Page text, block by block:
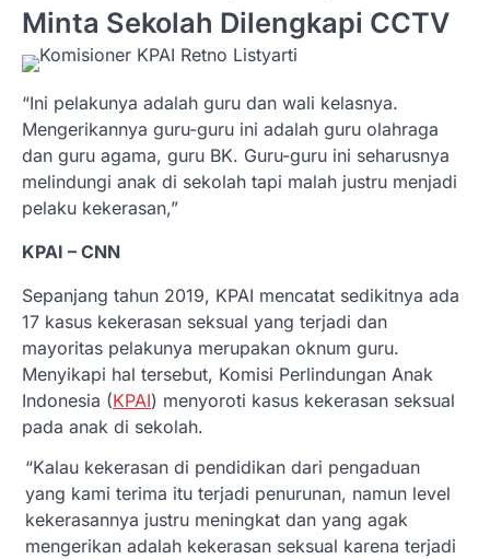
Minta Sekolah Dilengkapi CCTV
“Ini pelakunya adalah guru dan wali kelasnya.
Mengerikannya guru-guru ini adalah guru olahraga
dan guru agama, guru BK. Guru-guru ini seharusnya
melindungi anak di sekolah tapi malah justru menjadi
pelaku kekerasan,”
KPAI – CNN
Sepanjang tahun 2019, KPAI mencatat sedikitnya ada
17 kasus kekerasan seksual yang terjadi dan
mayoritas pelakunya merupakan oknum guru.
Menyikapi hal tersebut, Komisi Perlindungan Anak
Indonesia (KPAI) menyoroti kasus kekerasan seksual
pada anak di sekolah.
“Kalau kekerasan di pendidikan dari pengaduan
yang kami terima itu terjadi penurunan, namun level
kekerasannya justru meningkat dan yang agak
mengerikan adalah kekerasan seksual karena terjadi